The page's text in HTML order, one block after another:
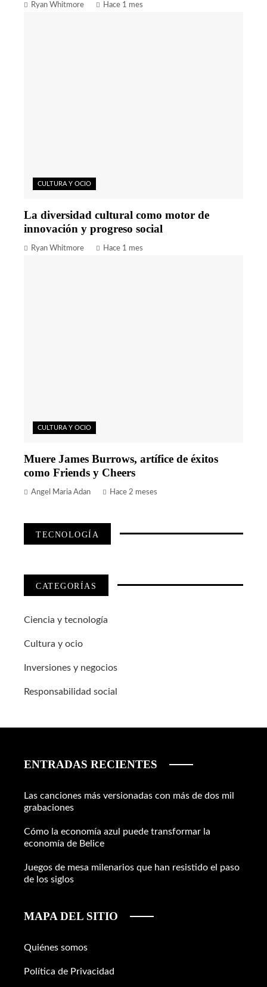
Ryan Whitmore Hace 1 mes
CULTURA Y OCIO
La diversidad cultural como motor de
innovación y progreso social
Ryan Whitmore Hace 1 mes
CULTURA Y OCIO
Muere James Burrows, artífice de éxitos
como Friends y Cheers
Angel Maria Adan Hace 2 meses
TECNOLOGÍA
CATEGORÍAS
Ciencia y tecnología
Cultura y ocio
Inversiones y negocios
Responsabilidad social
ENTRADAS RECIENTES
Las canciones más versionadas con más de dos mil
grabaciones
Cómo la economía azul puede transformar la
economía de Belice
Juegos de mesa milenarios que han resistido el paso
de los siglos
MAPA DEL SITIO
Quiénes somos
Política de Privacidad